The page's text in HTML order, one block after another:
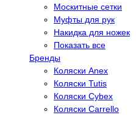
Москитные сетки
Муфты для рук
Накидка для ножек
Показать все
Бренды
Коляски Anex
Коляски Tutis
Коляски Cybex
Коляски Carrello